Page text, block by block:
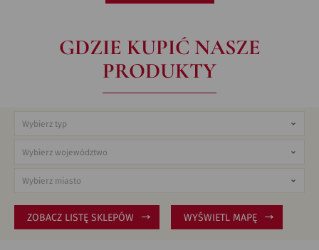
GDZIE KUPIĆ NASZE
PRODUKTY
ZOBACZ LISTĘ SKLEPÓW WYŚWIETL MAPĘ